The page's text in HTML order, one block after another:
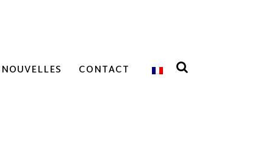
NOUVELLES CONTACT